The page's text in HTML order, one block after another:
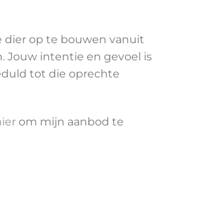
dier op te bouwen vanuit
Jouw intentie en gevoel is
tot die oprechte
om mijn aanbod te